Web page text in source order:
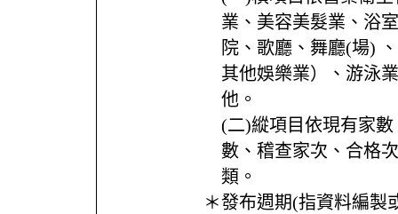
業、美容美髮業、浴
院、歌廳、舞廳(場)
其他娛樂業）、游泳
他。
(二)縱項目依現有家
數、稽查家次、合格
類。
＊發布週期(指資料編製